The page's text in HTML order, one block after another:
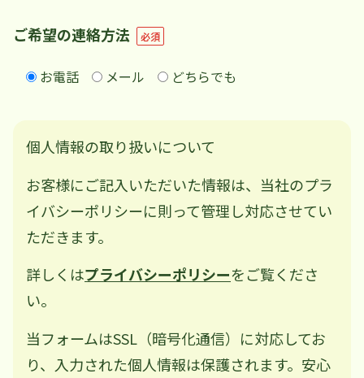
ご希望の連絡方法 必須
お電話 メール どちらでも
個人情報の取り扱いについて​
お客様にご記入いただいた情報は、当社のプラ
イバシーポリシーに則って管理し対応させてい
ただきます。 ​
詳しくはプライバシーポリシーをご覧くださ
い。
当フォームはSSL（暗号化通信）に対応してお
り、入力された個人情報は保護されます。安心